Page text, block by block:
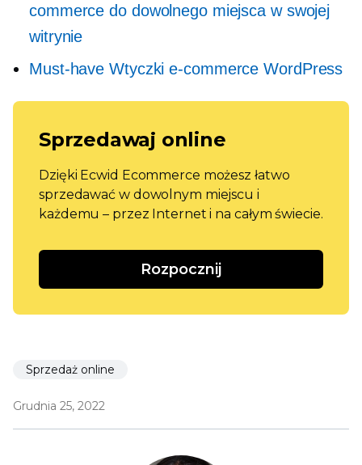
commerce do dowolnego miejsca w swojej
witrynie
Must-have Wtyczki e-commerce WordPress
Sprzedawaj online
Dzięki Ecwid Ecommerce możesz łatwo
sprzedawać w dowolnym miejscu i
każdemu – przez Internet i na całym świecie.
Rozpocznij
Sprzedaż online
Grudnia 25, 2022